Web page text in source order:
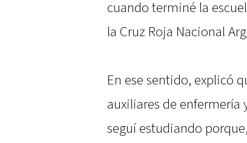
cuando terminé la
la Cruz Roja Nacional
En ese sentido, explicó
auxiliares de enfermería
seguí estudiando